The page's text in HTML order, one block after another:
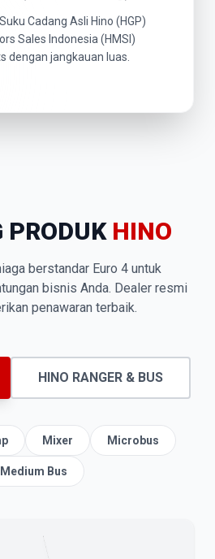
Cadang Asli Hino (HGP)
Sales Indonesia (HMSI)
dengan jangkauan luas.
PRODUK HINO
berstandar Euro 4 untuk
bisnis Anda. Dealer resmi
penawaran terbaik.
HINO RANGER & BUS
Mixer Microbus
Medium Bus